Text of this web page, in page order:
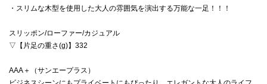
・スリムな木型を使用した大人の雰囲気を演出する万能な一足！！！
スリッポン/ローファー/カジュアル
▽【片足の重さ(g)】332
AAA＋（サンエープラス）